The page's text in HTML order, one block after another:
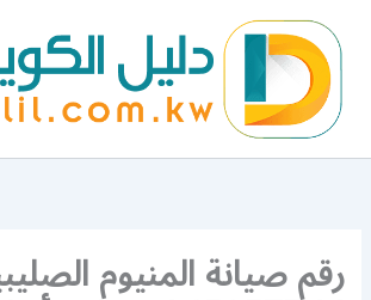
المحتوى
رقم صيانة المنيوم